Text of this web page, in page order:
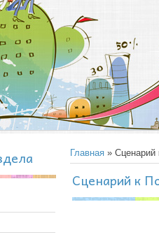
Главная » Сценарий
Сценарий к